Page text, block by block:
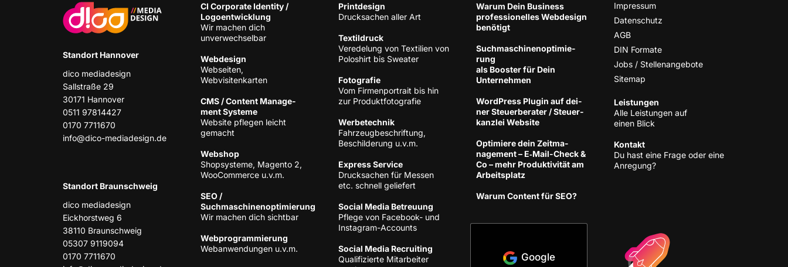
Stand­ort Hannover
dico media­de­sign
Sall­stra­ße 29
30171 Han­no­ver
0511 97814427
0170 7711670
info@dico-mediadesign.de
Stand­ort Braunschweig
dico media­de­sign
Eick­horst­weg 6
38110 Braun­schweig
05307 9119094
0170 7711670
CI Cor­po­ra­te Iden­ti­ty /
Logoentwicklung
Wir machen dich
unverwechselbar
Web­de­sign
Web­sei­ten,
Webvisitenkarten
CMS / Con­tent Manage­
ment Systeme
Web­site pfle­gen leicht
gemacht
Web­shop
Shop­sys­te­me, Magen­to 2,
Woo­Com­mer­ce u.v.m.
SEO /
Suchmaschinenoptimierung
Wir machen dich sichtbar
Web­pro­gram­mie­rung
Web­an­wen­dun­gen u.v.m.
Print­de­sign
Druck­sa­chen aller Art
Tex­til­druck
Ver­ede­lung von Tex­ti­li­en von
Polo­shirt bis Sweater
Foto­gra­fie
Vom Fir­men­por­trait bis hin
zur Produktfotografie
Wer­be­tech­nik
Fahr­zeug­be­schrif­tung,
Beschil­de­rung u.v.m.
Express Ser­vice
Druck­sa­chen für Mes­sen
etc. schnell geliefert
Social Media Betreuung
Pfle­ge von Face­book- und
Instagram-Accounts
Social Media Recruiting
Qua­li­fi­zier­te Mit­ar­bei­ter
War­um Dein Business
pro­fes­sio­nel­les Web­de­sign
benötigt
Such­ma­schi­nen­op­ti­mie­
rung
als Boos­ter für Dein
Unternehmen
Word­Press Plug­in auf dei­
ner Steu­er­be­ra­ter / Steu­er­
kanz­lei Website
Opti­mie­re dein Zeit­ma­
nage­ment – E‑Mail-Check &
Co – mehr Pro­duk­ti­vi­tät am
Arbeitsplatz
War­um Con­tent für SEO?
Google
Impres­sum
Daten­schutz
AGB
DIN For­ma­te
Jobs / Stellenangebote
Site­map
Leis­tun­gen
Alle Leis­tun­gen auf
einen Blick
Kon­takt
Du hast eine Fra­ge oder eine
Anregung?